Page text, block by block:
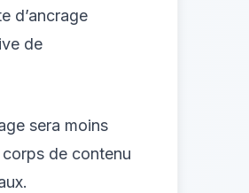
d’ancrage
de
sera moins
de contenu